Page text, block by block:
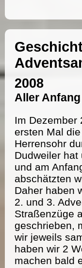
2008
Aller
Im Dezember
ersten Mal
Herrensohr
Dudweiler hat
und am
abschätzten
Daher haben
2. und 3.
Straßenzüge
geschrieben,
wir jeweils
haben wir 2
machen bald